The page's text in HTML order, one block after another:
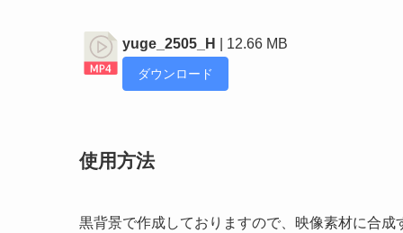
yuge_2505_H | 12.66 MB
ダウンロード
使用方法
黒背景で作成しておりますので、映像素材に合成